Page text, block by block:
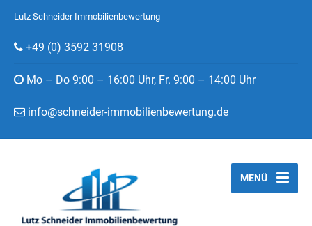
Lutz Schneider Immobilienbewertung
+49 (0) 3592 31908
Mo – Do 9:00 – 16:00 Uhr, Fr. 9:00 – 14:00 Uhr
info@schneider-immobilienbewertung.de
MENÜ